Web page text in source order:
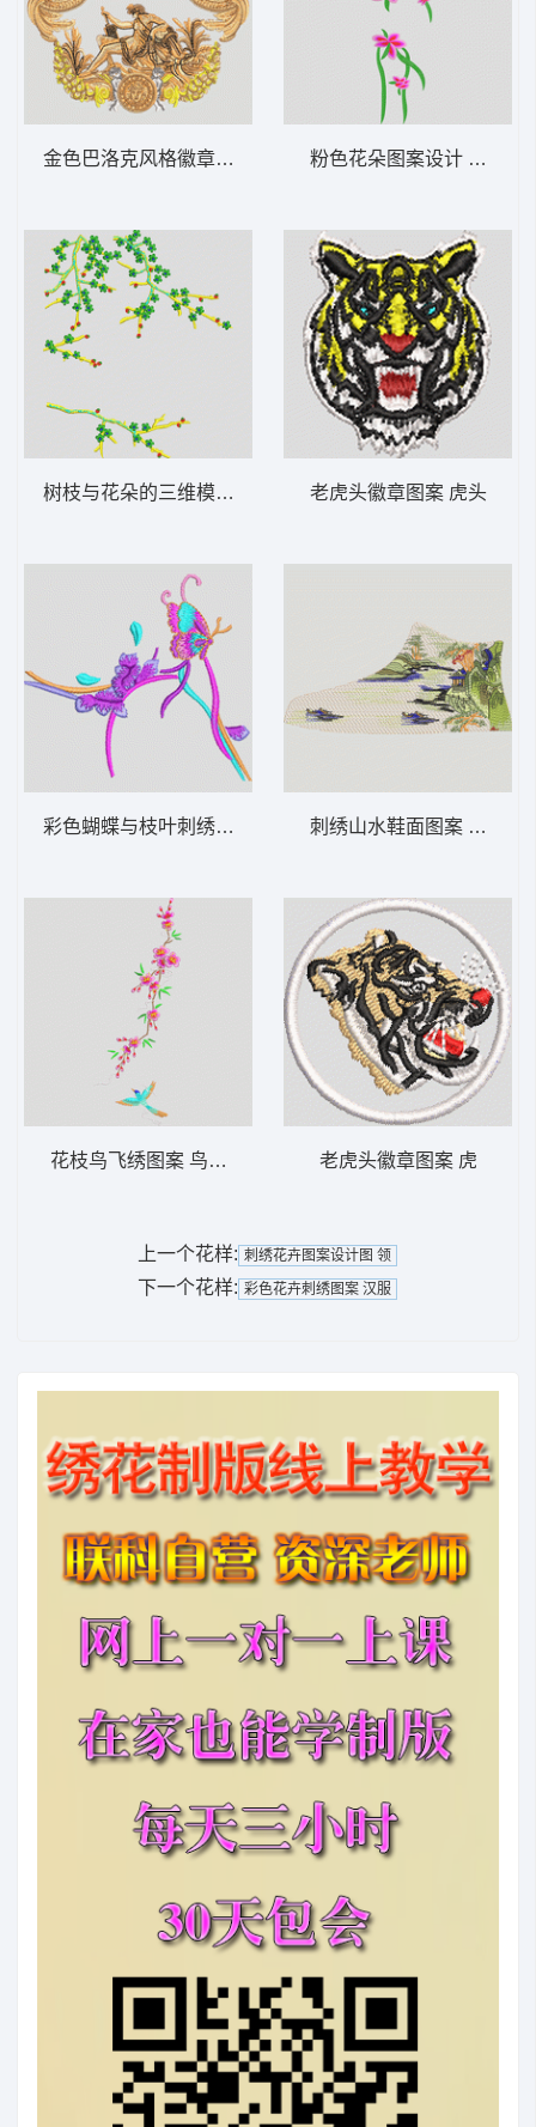
金色巴洛克风格徽章图案 人物 希腊 神话 丘
树枝与花朵的三维模型 树花
彩色蝴蝶与枝叶刺绣图案 汉服
花枝鸟飞绣图案 鸟汉服
粉色花朵图案设计 靓花 旗
老虎头徽章图案 虎头
刺绣山水鞋面图案 风景鞋
老虎头徽章图案 虎
上一个花样: 刺绣花卉图案设计图 领
下一个花样: 彩色花卉刺绣图案 汉服